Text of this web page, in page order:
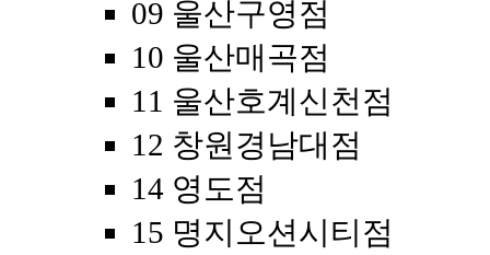
09 울산구영점
10 울산매곡점
11 울산호계신천점
12 창원경남대점
14 영도점
15 명지오션시티점